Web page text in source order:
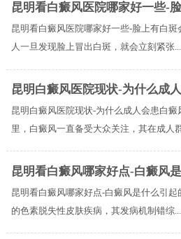
昆明看白癜风医院哪家好一些-
昆明看白癜风医院哪家好一些-脸上有白
人一旦发现脸上冒出白斑，就会立刻紧张
昆明白癜风医院现状-为什么成
昆明白癜风医院现状-为什么成人会患白
里，白癜风一直备受大众关注，其在成人群
昆明看白癜风哪家好点-白癜风
昆明看白癜风哪家好点-白癜风是什么引
的色素脱失性皮肤疾病，其发病机制错综.....